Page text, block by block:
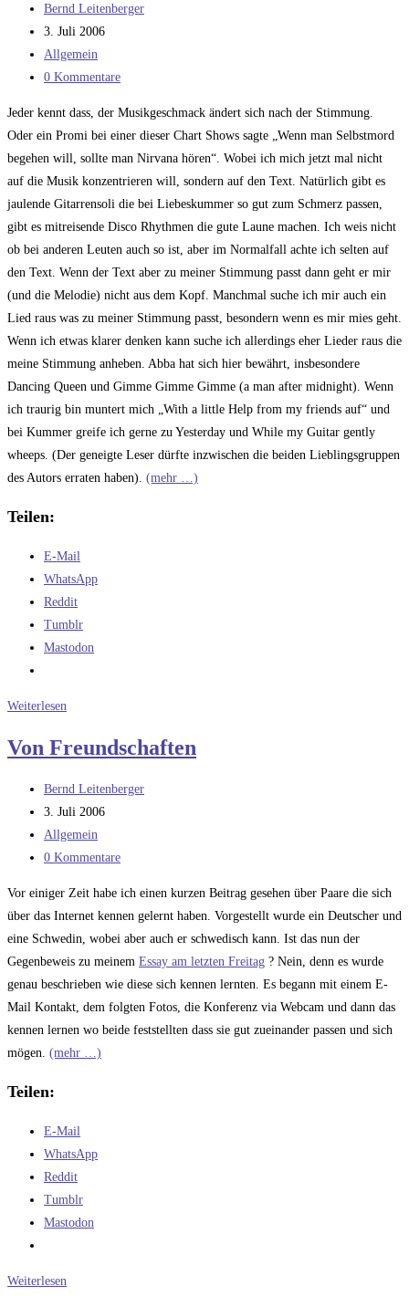
Beitrags-
Autor:
Bernd Leitenberger
Beitrag
veröffentlicht:
3. Juli 2006
Beitrags-
Kategorie:
Allgemein
Beitrags-
0 Kommentare
Jeder kennt dass, der Musikgeschmack ändert sich nach der Stimmung.
Oder ein Promi bei einer dieser Chart Shows sagte „Wenn man Selbstmord
begehen will, sollte man Nirvana hören“. Wobei ich mich jetzt mal nicht
auf die Musik konzentrieren will, sondern auf den Text. Natürlich gibt es
jaulende Gitarrensoli die bei Liebeskummer so gut zum Schmerz passen,
gibt es mitreisende Disco Rhythmen die gute Laune machen. Ich weis nicht
ob bei anderen Leuten auch so ist, aber im Normalfall achte ich selten auf
den Text. Wenn der Text aber zu meiner Stimmung passt dann geht er mir
(und die Melodie) nicht aus dem Kopf. Manchmal suche ich mir auch ein
Lied raus was zu meiner Stimmung passt, besondern wenn es mir mies geht.
Wenn ich etwas klarer denken kann suche ich allerdings eher Lieder raus die
meine Stimmung anheben. Abba hat sich hier bewährt, insbesondere
Dancing Queen und Gimme Gimme Gimme (a man after midnight). Wenn
ich traurig bin muntert mich „With a little Help from my friends auf“ und
bei Kummer greife ich gerne zu Yesterday und While my Guitar gently
wheeps. (Der geneigte Leser dürfte inzwischen die beiden Lieblingsgruppen
des Autors erraten haben). (mehr …)
Teilen:
E-Mail
WhatsApp
Reddit
Tumblr
Mastodon
Weiterlesen
und
Von Freundschaften
Beitrags-
Autor:
Bernd Leitenberger
Beitrag
veröffentlicht:
3. Juli 2006
Beitrags-
Kategorie:
Allgemein
Beitrags-
0 Kommentare
Vor einiger Zeit habe ich einen kurzen Beitrag gesehen über Paare die sich
über das Internet kennen gelernt haben. Vorgestellt wurde ein Deutscher und
eine Schwedin, wobei aber auch er schwedisch kann. Ist das nun der
Gegenbeweis zu meinem Essay am letzten Freitag ? Nein, denn es wurde
genau beschrieben wie diese sich kennen lernten. Es begann mit einem E-
Mail Kontakt, dem folgten Fotos, die Konferenz via Webcam und dann das
kennen lernen wo beide feststellten dass sie gut zueinander passen und sich
mögen. (mehr …)
Teilen:
E-Mail
WhatsApp
Reddit
Tumblr
Mastodon
Weiterlesen